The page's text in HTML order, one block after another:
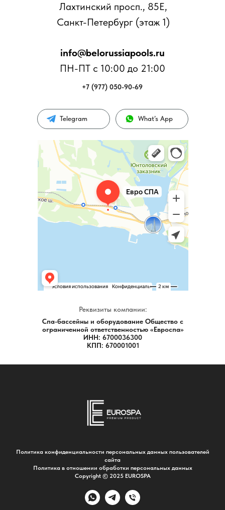
Спа-бассейны и оборудование Общество с
ограниченной ответственностью «Евроспа»
ИНН: 6700036300
КПП: 670001001
Telegram What’s App
Реквизиты компании:
Лахтинский просп., 85Е,
Санкт-Петербург (этаж 1)
+7 (977) 050-90-69
info@belorussiapools.ru
ПН-ПТ с 10:00 до 21:00
Политика конфиденциальности персональных данных пользователей
сайта
Политика в отношении обработки персональных данных
Copyright © 2025 EUROSPA